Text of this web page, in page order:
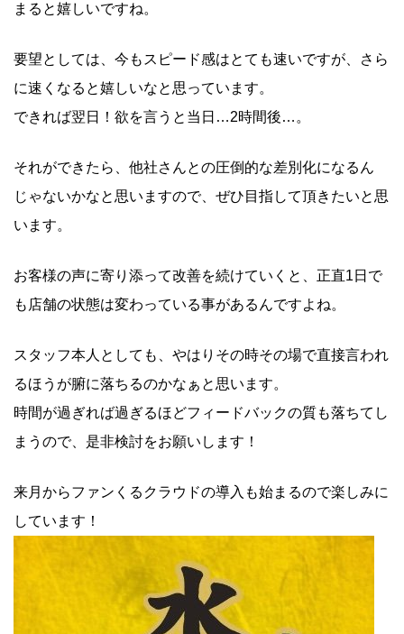
まると嬉しいですね。
要望としては、今もスピード感はとても速いですが、さら
に速くなると嬉しいなと思っています。
できれば翌日！欲を言うと当日…2時間後…。
それができたら、他社さんとの圧倒的な差別化になるん
じゃないかなと思いますので、ぜひ目指して頂きたいと思
います。
お客様の声に寄り添って改善を続けていくと、正直1日で
も店舗の状態は変わっている事があるんですよね。
スタッフ本人としても、やはりその時その場で直接言われ
るほうが腑に落ちるのかなぁと思います。
時間が過ぎれば過ぎるほどフィードバックの質も落ちてし
まうので、是非検討をお願いします！
来月からファンくるクラウドの導入も始まるので楽しみに
しています！